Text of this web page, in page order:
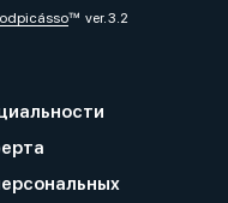
ver. 3.2